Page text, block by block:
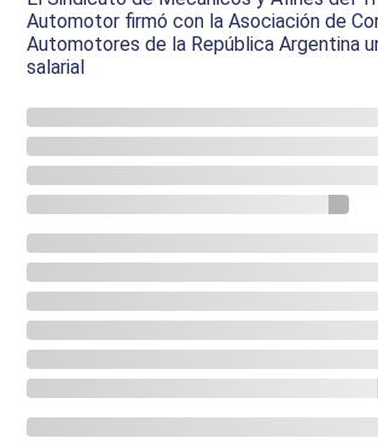
Automotor firmó con la Asociación de
Automotores de la República Argentina
salarial